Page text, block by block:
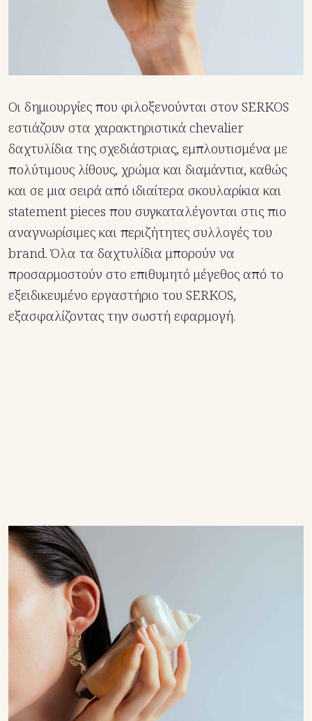
Οι δημιουργίες που φιλοξενούνται στον SERKOS
εστιάζουν στα χαρακτηριστικά chevalier
δαχτυλίδια της σχεδιάστριας, εμπλουτισμένα με
πολύτιμους λίθους, χρώμα και διαμάντια, καθώς
και σε μια σειρά από ιδιαίτερα σκουλαρίκια και
statement pieces που συγκαταλέγονται στις πιο
αναγνωρίσιμες και περιζήτητες συλλογές του
brand. Όλα τα δαχτυλίδια μπορούν να
προσαρμοστούν στο επιθυμητό μέγεθος από το
εξειδικευμένο εργαστήριο του SERKOS,
εξασφαλίζοντας την σωστή εφαρμογή.